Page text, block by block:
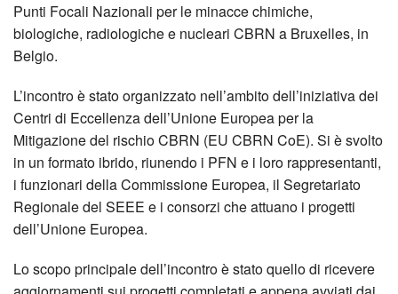
Punti Focali Nazionali per le minacce chimiche,
biologiche, radiologiche e nucleari CBRN a Bruxelles, in
Belgio.
L’incontro è stato organizzato nell’ambito dell’iniziativa dei
Centri di Eccellenza dell’Unione Europea per la
Mitigazione del rischio CBRN (EU CBRN CoE). Si è svolto
in un formato ibrido, riunendo i PFN e i loro rappresentanti,
i funzionari della Commissione Europea, il Segretariato
Regionale del SEEE e i consorzi che attuano i progetti
dell’Unione Europea.
Lo scopo principale dell’incontro è stato quello di ricevere